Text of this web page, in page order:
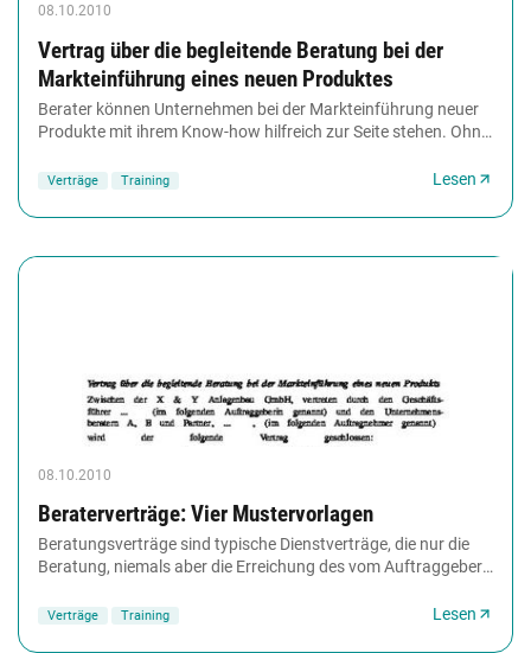
08.10.2010
Vertrag über die begleitende Beratung bei der
Markteinführung eines neuen Produktes
Berater können Unternehmen bei der Markteinführung neuer
Produkte mit ihrem Know-how hilfreich zur Seite stehen. Ohne
Verträge Training Lesen
08.10.2010
Beraterverträge: Vier Mustervorlagen
Beratungsverträge sind typische Dienstverträge, die nur die
Beratung, niemals aber die Erreichung des vom Auftraggeber
Verträge Training Lesen